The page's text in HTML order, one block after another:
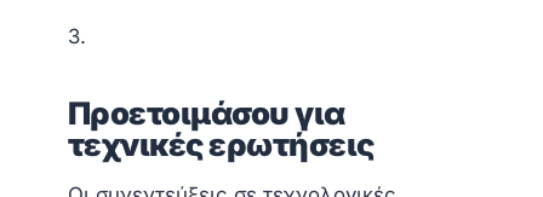
3.
Προετοιμάσου για
τεχνικές ερωτήσεις